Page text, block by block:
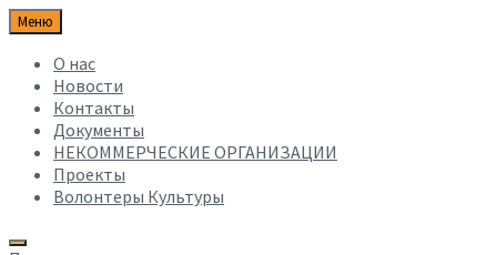
Меню
О нас
Новости
Контакты
Документы
НЕКОММЕРЧЕСКИЕ ОРГАНИЗАЦИИ
Проекты
Волонтеры Культуры